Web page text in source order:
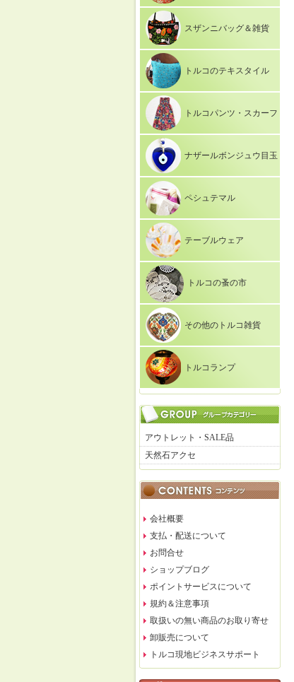
スザンニバッグ＆雑貨
トルコのテキスタイル
トルコパンツ・スカーフ
ナザールボンジュウ目玉
ペシュテマル
テーブルウェア
トルコの蚤の市
その他のトルコ雑貨
トルコランプ
アウトレット・SALE品
天然石アクセ
会社概要
支払・配送について
お問合せ
ショップブログ
ポイントサービスについて
規約＆注意事項
取扱いの無い商品のお取り寄せ
卸販売について
トルコ現地ビジネスサポート